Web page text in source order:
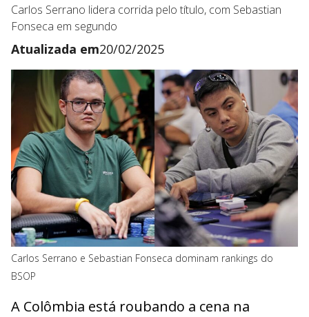
Carlos Serrano lidera corrida pelo título, com Sebastian
Fonseca em segundo
Atualizada em20/02/2025
Carlos Serrano e Sebastian Fonseca dominam rankings do
BSOP
A Colômbia está roubando a cena na